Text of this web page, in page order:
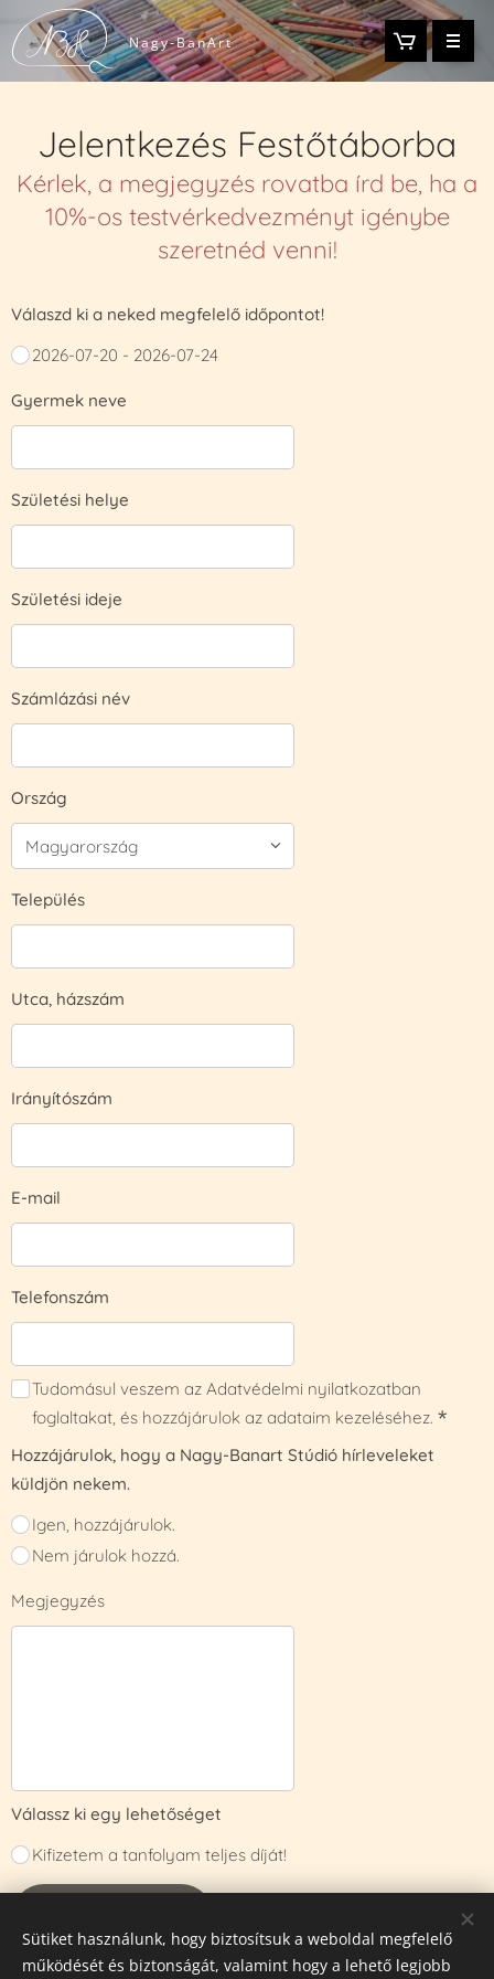
Nagy-BanArt
Jelentkezés Festőtáborba
Kérlek, a megjegyzés rovatba írd be, ha a
10%-os testvérkedvezményt igénybe
szeretnéd venni!
Válaszd ki a neked megfelelő időpontot!
2026-07-20 - 2026-07-24
Gyermek neve
Születési helye
Születési ideje
Számlázási név
Ország
Település
Utca, házszám
Irányítószám
E-mail
Telefonszám
Tudomásul veszem az Adatvédelmi nyilatkozatban
foglaltakat, és hozzájárulok az adataim kezeléséhez.
Hozzájárulok, hogy a Nagy-Banart Stúdió hírleveleket
küldjön nekem.
Igen, hozzájárulok.
Nem járulok hozzá.
Megjegyzés
Válassz ki egy lehetőséget
Kifizetem a tanfolyam teljes díját!
Sütiket használunk, hogy biztosítsuk a weboldal megfelelő
működését és biztonságát, valamint hogy a lehető legjobb